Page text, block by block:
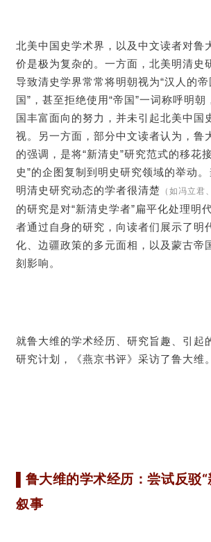
北美中国史学术界，以及中文读者对鲁
价是极为复杂的。一方面，北美明清史
导致清史学界常常将明朝视为“汉人的
国”，甚至拒绝使用“帝国”一词称呼明
国丰富面向的努力，并未引起北美中国
视。另一方面，部分中文读者认为，鲁
的强调，是将“新清史”研究范式的移花
史”的企图复制到明史研究领域的举动
明清史研究动态的学者很清楚
（如冯立君
的研究是对“新清史学者”扁平化处理明
者通过自身的研究，向读者们展示了明
化、边疆政策的多元面相，以及蒙古帝
刻影响。
就鲁大维的学术经历、研究旨趣、引起
研究计划，《燕京书评》采访了鲁大维。
鲁大维的学术经历：尝试反驳
叙事